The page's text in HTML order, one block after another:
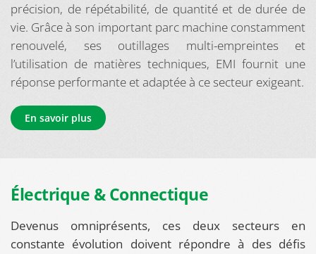
précision, de répétabilité, de quantité et de durée de
vie. Grâce à son important parc machine constamment
renouvelé, ses outillages multi-empreintes et
l’utilisation de matières techniques, EMI fournit une
réponse performante et adaptée à ce secteur exigeant.
En savoir plus
Électrique & Connectique
Devenus omniprésents, ces deux secteurs en
constante évolution doivent répondre à des défis